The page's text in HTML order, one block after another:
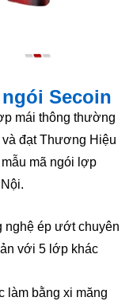
Secoin
mái thông thường
đạt Thương Hiệu
mã ngói lợp
nghệ ép ướt chuyên
với 5 lớp khác
làm bằng xi măng